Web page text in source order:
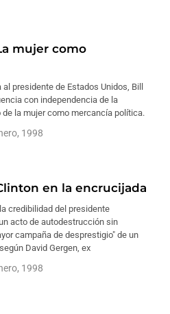
mujer como
presidente de Estados Unidos, Bill
con independencia de la
la mujer como mercancía política.
1998
en la encrucijada
credibilidad del presidente
acto de autodestrucción sin
campaña de desprestigio" de un
David Gergen, ex
1998